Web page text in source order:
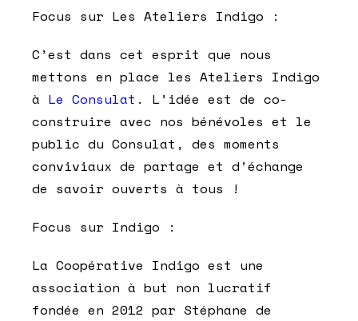
Focus sur Les Ateliers Indigo :
C’est dans cet esprit que nous
mettons en place les Ateliers Indigo
à Le Consulat . L’idée est de co-
construire avec nos bénévoles et le
public du Consulat, des moments
conviviaux de partage et d’échange
de savoir ouverts à tous !
Focus sur Indigo :
La Coopérative Indigo est une
association à but non lucratif
fondée en 2012 par Stéphane de